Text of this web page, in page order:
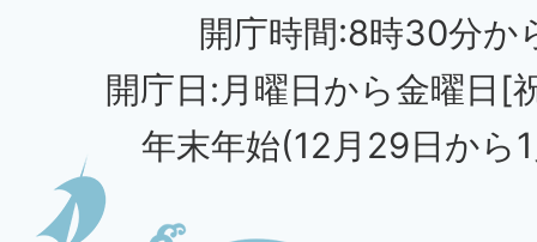
開庁時間:8時30分か
開庁日:月曜日から金曜日[
年末年始(12月29日から